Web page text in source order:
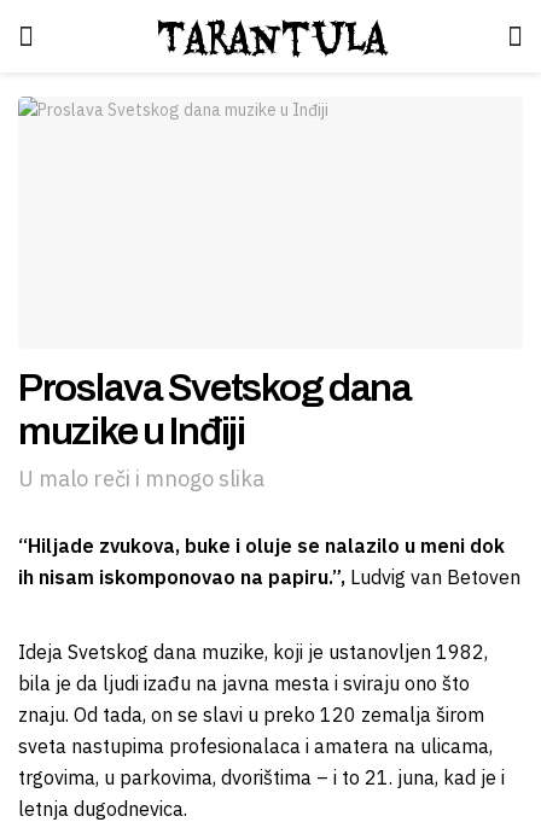
Tarantula
Proslava Svetskog dana
muzike u Inđiji
U malo reči i mnogo slika
“Hiljade zvukova, buke i oluje se nalazilo u meni dok
ih nisam iskomponovao na papiru.”, Ludvig van Betoven
Ideja Svetskog dana muzike, koji je ustanovljen 1982,
bila je da ljudi izađu na javna mesta i sviraju ono što
znaju. Od tada, on se slavi u preko 120 zemalja širom
sveta nastupima profesionalaca i amatera na ulicama,
trgovima, u parkovima, dvorištima – i to 21. juna, kad je i
letnja dugodnevica.